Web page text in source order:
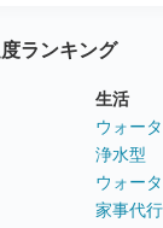
ランキング
生活
ウォー
浄水型
ウォー
家事代